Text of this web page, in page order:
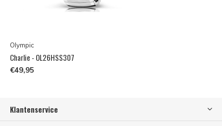
Olympic
Charlie - OL26HSS307
€49,95
Klantenservice